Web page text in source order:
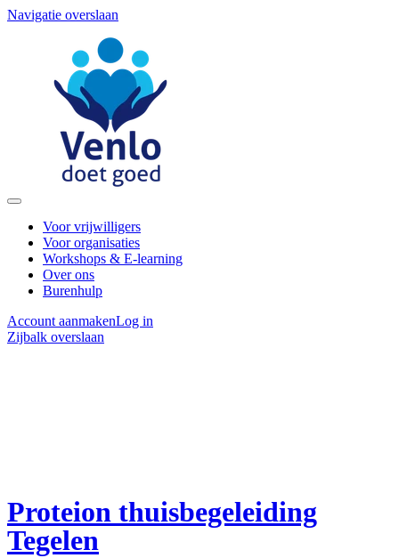
Navigatie overslaan
Voor vrijwilligers
Voor organisaties
Workshops & E-learning
Over ons
Burenhulp
Account aanmakenLog in
Zijbalk overslaan
Proteion thuisbegeleiding
Tegelen